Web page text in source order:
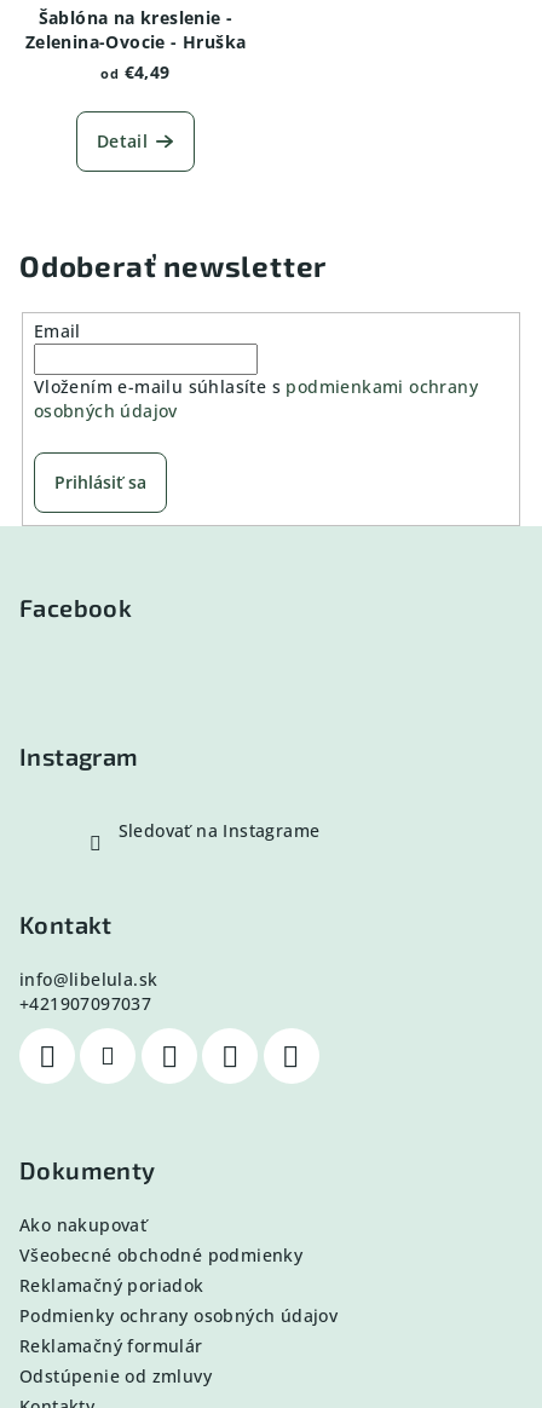
Šablóna na kreslenie -
Zelenina-Ovocie - Hruška
od €4,49
Detail
Odoberať newsletter
Email
Vložením e-mailu súhlasíte s podmienkami ochrany
osobných údajov
Prihlásiť sa
Facebook
Instagram
Sledovať na Instagrame
Kontakt
info@libelula.sk
+421907097037
Dokumenty
Ako nakupovať
Všeobecné obchodné podmienky
Reklamačný poriadok
Podmienky ochrany osobných údajov
Reklamačný formulár
Odstúpenie od zmluvy